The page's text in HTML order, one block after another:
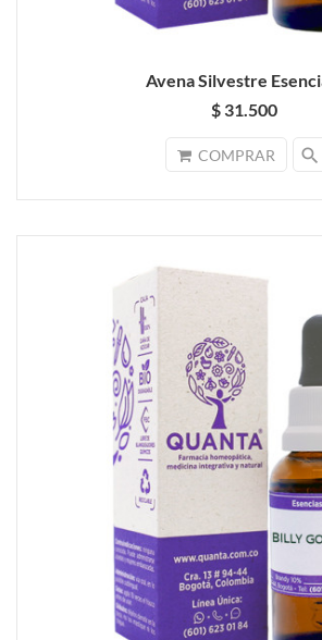
Avena Silvestre
$ 31.500
COMPRAR search